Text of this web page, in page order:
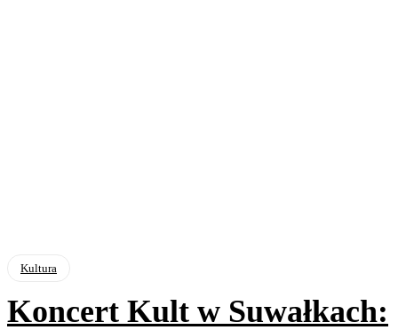
Kultura
Koncert Kult w Suwałkach: